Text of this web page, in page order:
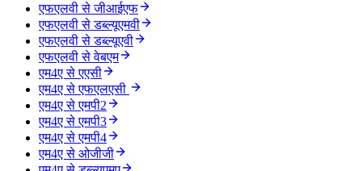
एफएलवी से जीआईएफ
एफएलवी से डब्ल्यूएमवी
एफएलवी से डब्ल्यूएवी
एफएलवी से वेबएम
एम4ए से एएसी
एम4ए से एफएलएसी
एम4ए से एमपी2
एम4ए से एमपी3
एम4ए से एमपी4
एम4ए से ओजीजी